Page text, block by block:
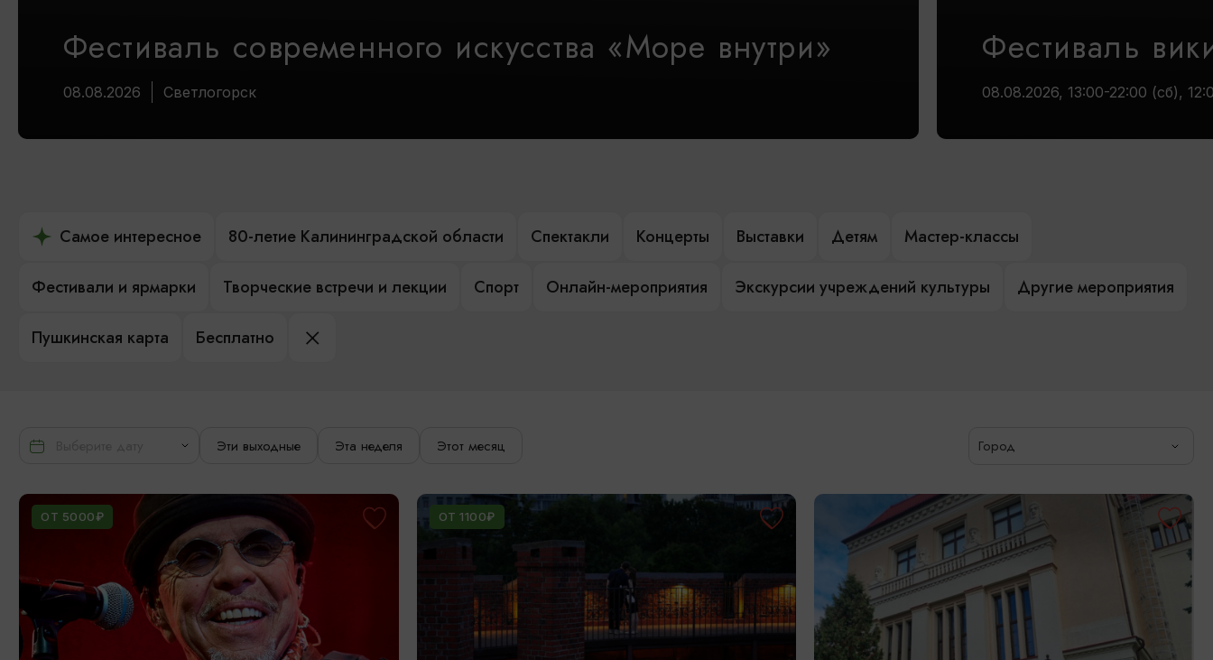
Фестиваль современного искусства «Море внутри»
08.08.2026 Светлогорск
Фестиваль
08.08.2026, 13:00-22:00 (сб),
Самое интересное 80-летие Калининградской области Спектакли Концерты Выставки Детям Мастер-классы
Фестивали и ярмарки Творческие встречи и лекции Спорт Онлайн-мероприятия Экскурсии учреждений культуры Другие мероприятия
Пушкинская карта Бесплатно
Эти выходные Эта неделя Этот месяц Город
ОТ 5000₽ ОТ 1100₽